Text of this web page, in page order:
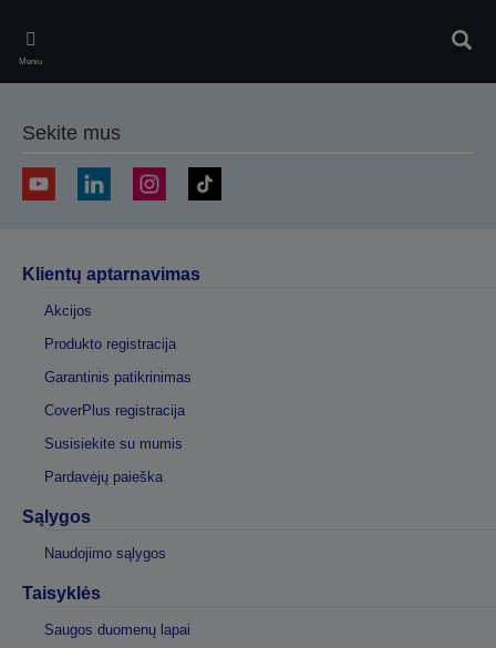
main
content
Meniu
Sekite mus
Klientų aptarnavimas
Akcijos
Produkto registracija
Garantinis patikrinimas
CoverPlus registracija
Susisiekite su mumis
Pardavėjų paieška
Sąlygos
Naudojimo sąlygos
Taisyklės
Saugos duomenų lapai